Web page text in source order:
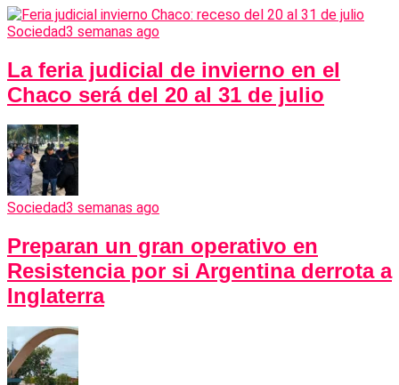
Sociedad3 semanas ago
La feria judicial de invierno en el
Chaco será del 20 al 31 de julio
Sociedad3 semanas ago
Preparan un gran operativo en
Resistencia por si Argentina derrota a
Inglaterra